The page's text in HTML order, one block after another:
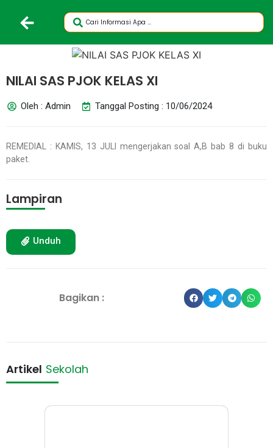
NILAI SAS PJOK KELAS XI
Oleh : Admin Tanggal Posting : 10/06/2024
REMEDIAL : KAMIS, 13 JULI mengerjakan soal A,B bab 8 di buku
paket.
Lampiran
Unduh
Bagikan :
Artikel Sekolah